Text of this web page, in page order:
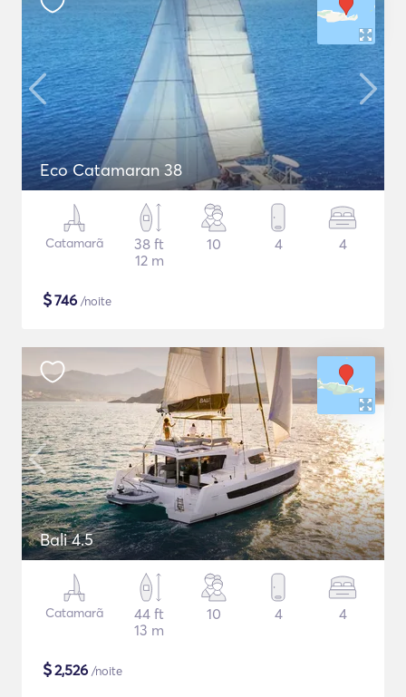
Eco Catamaran 38
Catamarã
38 ft
12 m
10 4 4
$746 /noite
Bali 4.5
Catamarã
44 ft
13 m
10 4 4
$2,526 /noite